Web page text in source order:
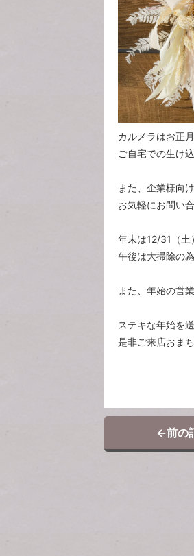
カルメラはお正
ご自宅での生け
また、企業様向
お気軽にお問い
年末は12/31（土
午後は大掃除の
また、年始の営
ステキな年始を
是非ご来店おま
←前の